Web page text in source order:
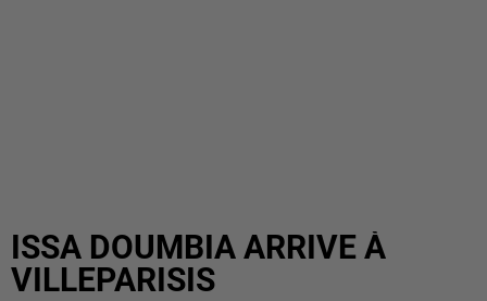
ISSA DOUMBIA ARRIVE À
VILLEPARISIS